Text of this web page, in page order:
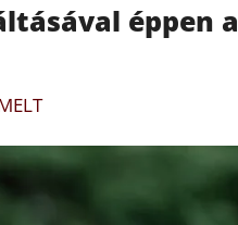
éppen a